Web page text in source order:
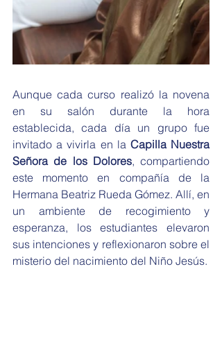
Aunque cada curso realizó la novena
en su salón durante la hora
establecida, cada día un grupo fue
invitado a vivirla en la Capilla Nuestra
Señora de los Dolores, compartiendo
este momento en compañía de la
Hermana Beatriz Rueda Gómez. Allí, en
un ambiente de recogimiento y
esperanza, los estudiantes elevaron
sus intenciones y reflexionaron sobre el
misterio del nacimiento del Niño Jesús.